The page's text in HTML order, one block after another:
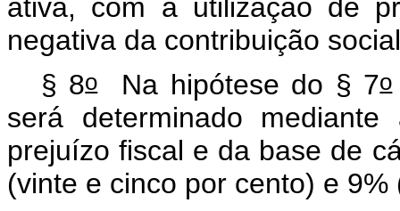
ativa, com a utilização de
negativa da contribuição
§ 8oNa hipótese do § 7o
será determinado
prejuízo fiscal e da base de
(vinte e cinco por cento) e